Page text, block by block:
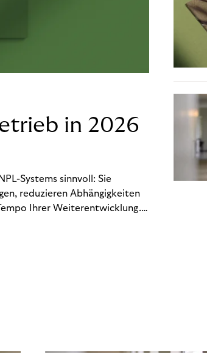
in 2026
Systems sinnvoll: Sie
reduzieren Abhängigkeiten
Ihrer Weiterentwicklung.
bis hin zu regulatorischen